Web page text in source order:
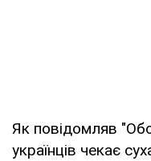
Як повідомляв
українців чекає